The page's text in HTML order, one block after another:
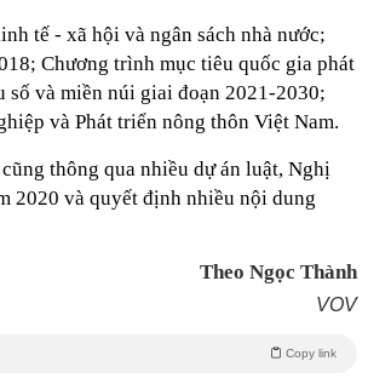
tế - xã hội và ngân sách nhà nước;
Chương trình mục tiêu quốc gia phát
và miền núi giai đoạn 2021-2030;
và Phát triển nông thôn Việt Nam.
thông qua nhiều dự án luật, Nghị
2020 và quyết định nhiều nội dung
Theo Ngọc Thành
VOV
Copy link